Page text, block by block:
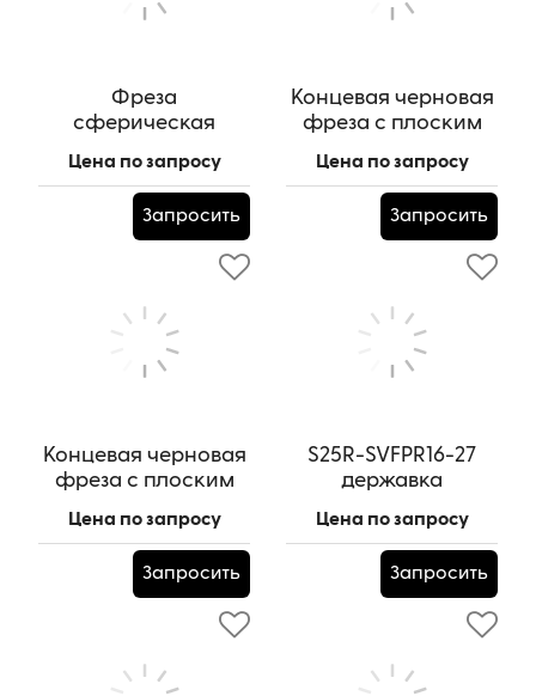
Фреза
сферическая
зуба, HRC55,
14x28x14x100L,R7
HRC55x14x28x14x100L,R7
Цена по запросу
Запросить
Концевая черновая
фреза с плоским
55, 10х25х10х75L
HRC 55x10х25х10х75L
Цена по запросу
Запросить
Концевая черновая
фреза с плоским
55, 8х20х8х60L
HRC 55x8х20х8х60L
Цена по запросу
Запросить
S25R-SVFPR16-27
державка
S25R-SVFPR16-27
Цена по запросу
Запросить